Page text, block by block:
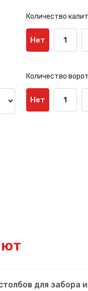
Количество
Нет 1
Количество ворот
Нет 1
для забора